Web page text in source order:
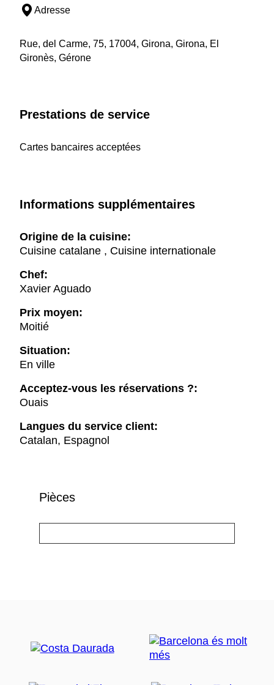
Adresse
Rue, del Carme, 75, 17004, Girona, Girona, El
Gironès, Gérone
Prestations de service
Cartes bancaires acceptées
Informations supplémentaires
Origine de la cuisine:
Cuisine catalane , Cuisine internationale
Chef:
Xavier Aguado
Prix moyen:
Moitié
Situation:
En ville
Acceptez-vous les réservations ?:
Ouais
Langues du service client:
Catalan, Espagnol
Pièces